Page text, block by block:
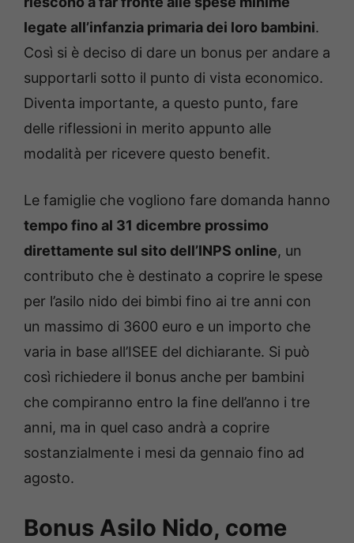
legate all’infanzia primaria dei loro bambini.
Così si è deciso di dare un bonus per andare a
supportarli sotto il punto di vista economico.
Diventa importante, a questo punto, fare
delle riflessioni in merito appunto alle
modalità per ricevere questo benefit.
Le famiglie che vogliono fare domanda hanno
tempo fino al 31 dicembre prossimo
direttamente sul sito dell’INPS online, un
contributo che è destinato a coprire le spese
per l’asilo nido dei bimbi fino ai tre anni con
un massimo di 3600 euro e un importo che
varia in base all’ISEE del dichiarante. Si può
così richiedere il bonus anche per bambini
che compiranno entro la fine dell’anno i tre
anni, ma in quel caso andrà a coprire
sostanzialmente i mesi da gennaio fino ad
agosto.
Bonus Asilo Nido, come